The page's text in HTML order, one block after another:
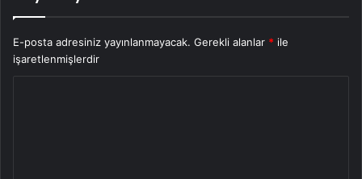
E-posta adresiniz yayınlanmayacak. Gerekli alanlar * ile
işaretlenmişlerdir